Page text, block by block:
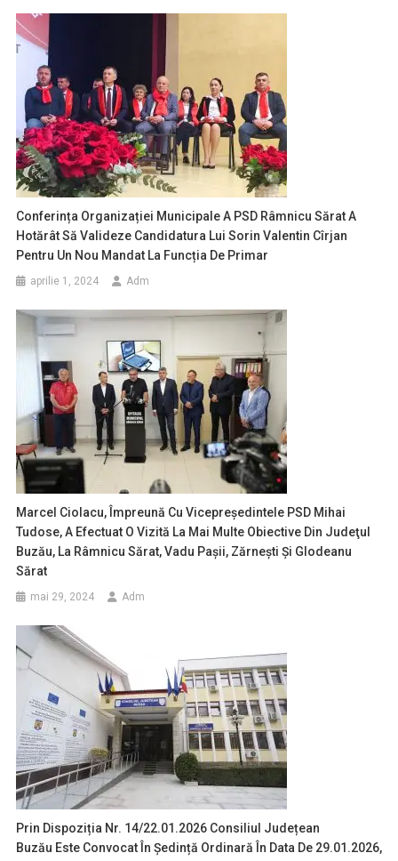
Conferința Organizației Municipale A PSD Râmnicu Sărat A
Hotărât Să Valideze Candidatura Lui Sorin Valentin Cîrjan
Pentru Un Nou Mandat La Funcția De Primar
aprilie 1, 2024 Adm
Marcel Ciolacu, Împreună Cu Vicepreşedintele PSD Mihai
Tudose, A Efectuat O Vizită La Mai Multe Obiective Din Judeţul
Buzău, La Râmnicu Sărat, Vadu Paşii, Zărneşti Şi Glodeanu
Sărat
mai 29, 2024 Adm
Prin Dispoziția Nr. 14/22.01.2026 Consiliul Județean
Buzău Este Convocat În Ședință Ordinară În Data De 29.01.2026,